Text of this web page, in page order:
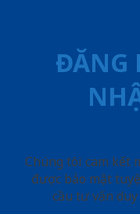
ĐĂNG
Chúng tôi cam kết
được bảo mật
cầu tư vấn